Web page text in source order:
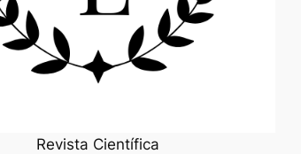
Revista Científica